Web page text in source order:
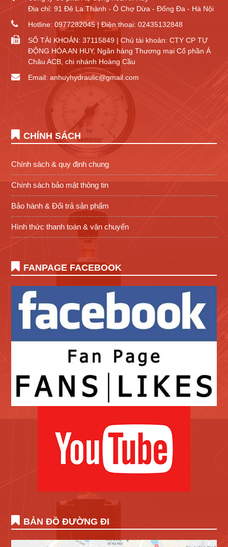
Địa chỉ: 91 Đê La Thành - Ô Chợ Dừa - Đống Đa - Hà Nội
Hotline: 0977282045 | Điện thoại: 02435132848
SỐ TÀI KHOẢN: 37115849 | Chủ tài khoản: CTY CP TỰ
ĐỘNG HÓA AN HUY, Ngân hàng Thương mại Cổ phần Á
Châu ACB, chi nhánh Hoàng Cầu
Email: anhuyhydraulic@gmail.com
CHÍNH SÁCH
Chính sách & quy định chung
Chính sách bảo mật thông tin
Bảo hành & Đổi trả sản phẩm
Hình thức thanh toán & vận chuyển
FANPAGE FACEBOOK
BẢN ĐỒ ĐƯỜNG ĐI